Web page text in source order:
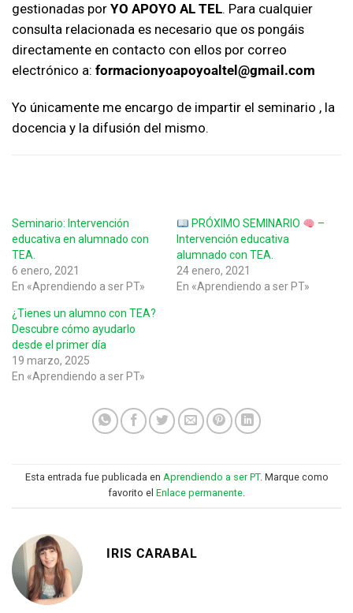
gestionadas por YO APOYO AL TEL. Para cualquier
consulta relacionada es necesario que os pongáis
directamente en contacto con ellos por correo
electrónico a: formacionyoapoyoaltel@gmail.com
Yo únicamente me encargo de impartir el seminario , la
docencia y la difusión del mismo.
Seminario: Intervención
educativa en alumnado con
TEA.
6 enero, 2021
En «Aprendiendo a ser PT»
PRÓXIMO SEMINARIO
–
Intervención educativa
alumnado con TEA.
24 enero, 2021
En «Aprendiendo a ser PT»
¿Tienes un alumno con TEA?
Descubre cómo ayudarlo
desde el primer día
19 marzo, 2025
En «Aprendiendo a ser PT»
Esta entrada fue publicada en Aprendiendo a ser PT. Marque como
favorito el Enlace permanente
IRIS CARABAL